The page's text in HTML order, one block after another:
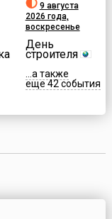
9 августа
2026 года,
воскресенье
День
строителя
...а также
еще 42 события